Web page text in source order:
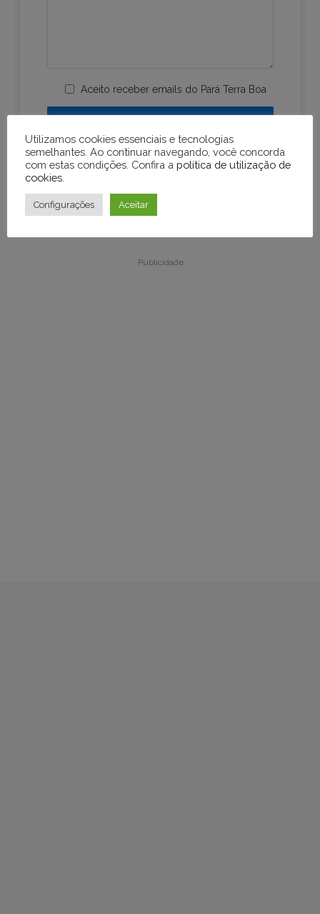
Aceito receber emails do Pará Terra Boa
Publicidade
Publicidade
Utilizamos cookies essenciais e tecnologias
semelhantes. Ao continuar navegando, você concorda
com estas condições. Confira a política de utilização de
cookies
Configurações Aceitar